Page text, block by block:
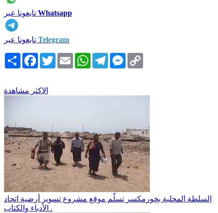
Whatsapp
Telegram
انشر Facebook
TwitterEmail WhatsAppTelegramMessenger
الاكثر مشاهدة
السلطة المحلية بخورمكسر تسلّم موقع مشروع تسوير أرضية اتحاد
الأدباء والكتاب .